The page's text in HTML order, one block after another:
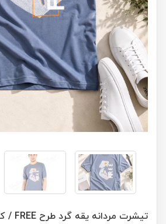
تیشرت مردانه یقه گرد طرح FREE / کد 11039